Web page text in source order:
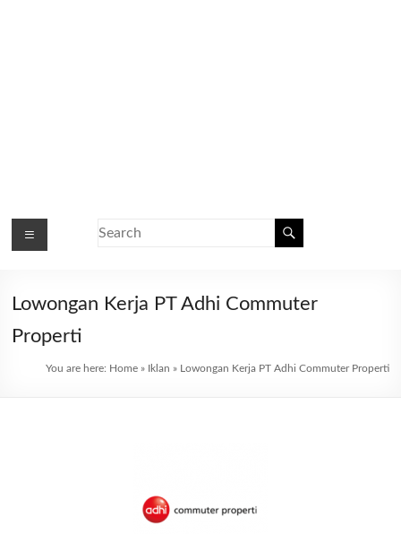
Lowongan Kerja PT Adhi Commuter
Properti
You are here: Home» Iklan » Lowongan Kerja PT Adhi Commuter Properti